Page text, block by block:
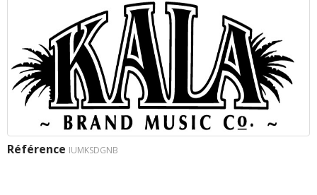
Référence IUMKSDGNB